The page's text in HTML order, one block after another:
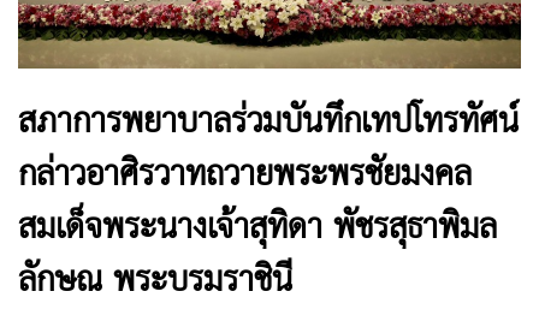
สภาการพยาบาลร่วมบันทึกเทปโทรทัศน์
กล่าวอาศิรวาทถวายพระพรชัยมงคล
สมเด็จพระนางเจ้าสุทิดา พัชรสุธาพิมล
ลักษณ พระบรมราชินี